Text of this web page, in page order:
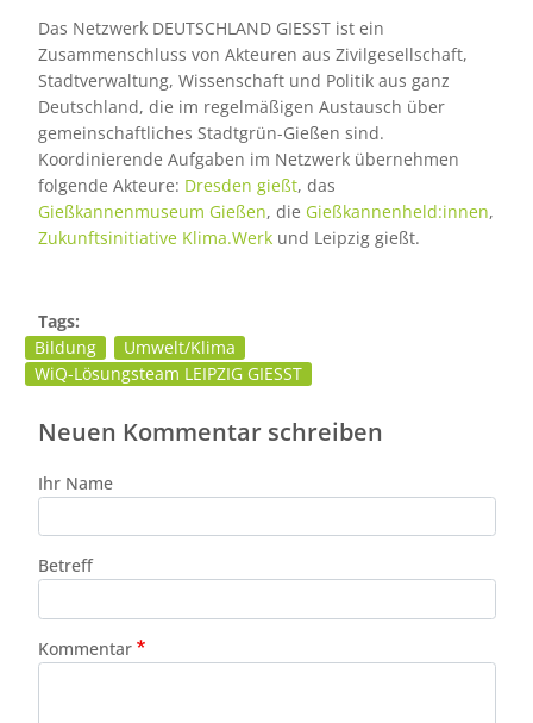
Das Netzwerk DEUTSCHLAND GIESST ist ein
Zusammenschluss von Akteuren aus Zivilgesellschaft,
Stadtverwaltung, Wissenschaft und Politik aus ganz
Deutschland, die im regelmäßigen Austausch über
gemeinschaftliches Stadtgrün-Gießen sind.
Koordinierende Aufgaben im Netzwerk übernehmen
folgende Akteure: Dresden gießt, das
Gießkannenmuseum Gießen, die Gießkannenheld:innen,
Zukunftsinitiative Klima.Werk und Leipzig gießt.
Tags:
Bildung
Umwelt/Klima
WiQ-Lösungsteam LEIPZIG GIESST
Neuen Kommentar schreiben
Ihr Name
Betreff
Kommentar